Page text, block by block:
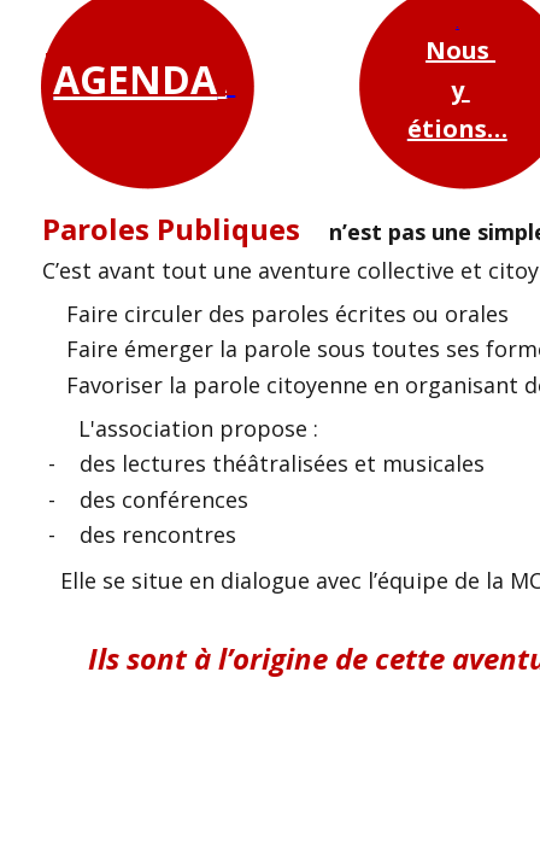
Paroles Publiques
n’est pas une
C’est avant tout une aventure collective et
    Faire circuler des paroles écrites ou orales
Faire émerger la parole sous toutes ses
Favoriser la parole citoyenne en organisant
      L'association propose :
-    des lectures théâtralisées et musicales
-    des conférences
-    des rencontres
Elle se situe en dialogue avec l’équipe de la
Ils sont à l’origine de cette
Nous
y
étions…
AGENDA
.
Nous
y
étions…
AGENDA
AGENDA
AGENDA